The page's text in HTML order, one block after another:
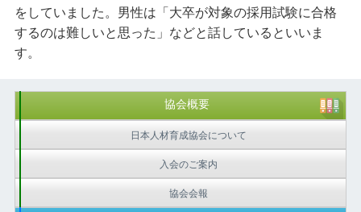
をしていました。男性は「大卒が対象の採用試験に合格
するのは難しいと思った」などと話しているといいま
す。
協会概要
日本人材育成協会について
入会のご案内
協会会報